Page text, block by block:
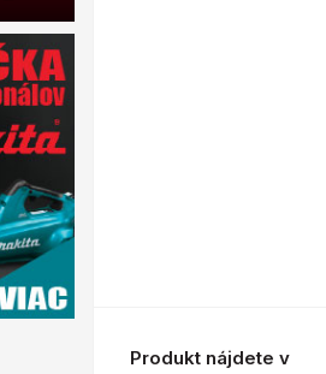
Produkt nájdete v